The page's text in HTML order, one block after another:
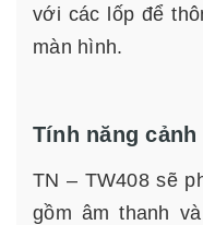
với các lốp để
màn hình.
Tính năng cảnh
TN – TW408 sẽ
gồm âm thanh